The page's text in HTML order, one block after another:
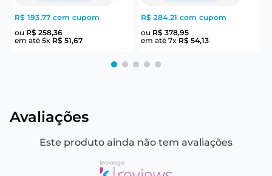
R$ 193,77 com cupom
ou R$ 258,36
em até 5x R$ 51,67
R$ 284,21 com cupom
ou R$ 378,95
em até 7x R$ 54,13
Avaliações
Este produto ainda não tem avaliações